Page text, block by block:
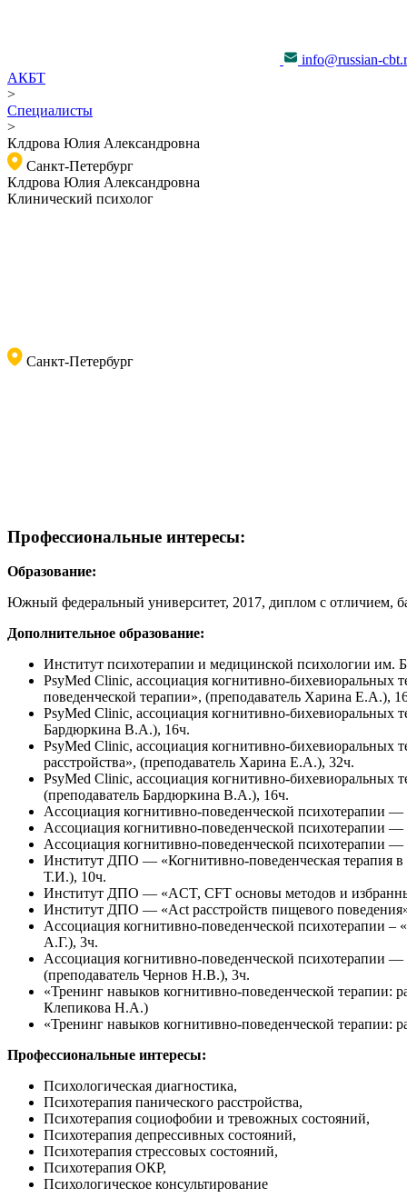
info@russian-
АКБТ
>
Специалисты
>
Клдрова Юлия Александровна
Санкт-Петербург
Клдрова Юлия Александровна
Клинический психолог
Санкт-Петербург
Профессиональные интересы:
Образование:
Южный федеральный университет, 2017, диплом с отличием,
Дополнительное образование:
Институт психотерапии и медицинской психологии им.
PsyMed Clinic, ассоциация когнитивно-
поведенческой терапии», (преподаватель Харина Е.А.),
PsyMed Clinic, ассоциация когнитивно-бихевиоральных
Бардюркина В.А.), 16ч.
PsyMed Clinic, ассоциация когнитивно-бихевиоральных
расстройства», (преподаватель Харина Е.А.), 32ч.
PsyMed Clinic, ассоциация когнитивно-бихевиоральных
(преподаватель Бардюркина В.А.), 16ч.
Ассоциация когнитивно-поведенческой психотерапии
Ассоциация когнитивно-поведенческой психотерапии
Ассоциация когнитивно-поведенческой психотерапии
Институт ДПО — «Когнитивно-поведенческая терапия в
Т.И.), 10ч.
Институт ДПО — «ACT, CFT основы методов и
Институт ДПО — «Act расстройств пищевого
Ассоциация когнитивно-поведенческой психотерапии –
А.Г.), 3ч.
Ассоциация когнитивно-поведенческой психотерапии
(преподаватель Чернов Н.В.), 3ч.
«Тренинг навыков когнитивно-поведенческой терапии:
Клепикова Н.А.)
«Тренинг навыков когнитивно-поведенческой терапии:
Профессиональные интересы:
Психологическая диагностика,
Психотерапия панического расстройства,
Психотерапия социофобии и тревожных состояний,
Психотерапия депрессивных состояний,
Психотерапия стрессовых состояний,
Психотерапия ОКР,
Психологическое консультирование